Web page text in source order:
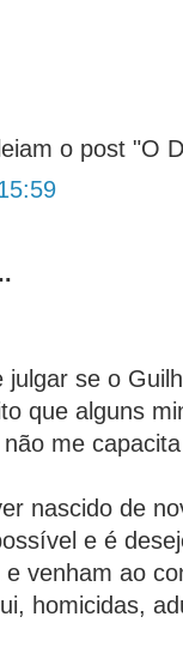
o post "O
julgar se o
que alguns
me
nascido de
e é
venham ao
homicidas,